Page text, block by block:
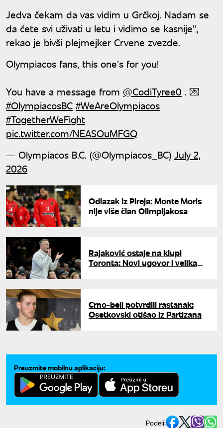
Jedva čekam da vas vidim u Grčkoj. Nadam se
da ćete svi uživati u letu i vidimo se kasnije",
rekao je bivši plejmejker Crvene zvezde.
Olympiacos fans, this one's for you!
You have a message from @CodiTyree0 . 💌
#OlympiacosBC #WeAreOlympiacos
#TogetherWeFight
pic.twitter.com/NEASOuMFGQ
— Olympiacos B.C. (@Olympiacos_BC) July 2,
2026
Odlazak iz Pireja: Monte Moris
nije više član Olimpijakosa
Rajaković ostaje na klupi
Toronta: Novi ugovor i velika
Crno-beli potvrdili rastanak:
Osetkovski otišao iz Partizana
Preuzmite mobilnu aplikaciju:
Podeli: